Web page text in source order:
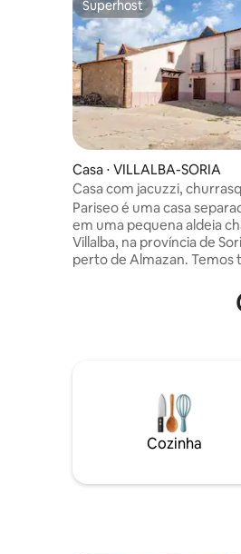
Superhost
Superhost
Casa ⋅ VILLALBA-SORIA
Casa com jacuzzi,
muito mais
Pariseo é uma casa
em uma pequena aldeia
Villalba, na província de
perto de Almazan. Temos todos os tipos
e famílias: 7 quartos com
individual cada, área
café italiana e de vidro,
louça, micro-ondas e forno
convencional. IG:
Cozinha